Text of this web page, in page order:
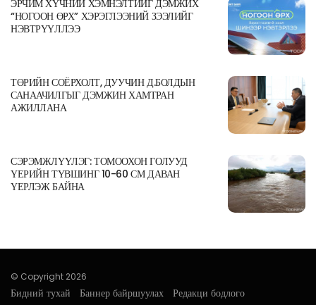
ЭРЧИМ ХҮЧНИЙ ХЭМНЭЛТИЙГ ДЭМЖИХ
“НОГООН ӨРХ” ХЭРЭГЛЭЭНИЙ ЗЭЭЛИЙГ
НЭВТРҮҮЛЛЭЭ
ТӨРИЙН СОЁРХОЛТ, ДУУЧИН Д.БОЛДЫН
САНААЧИЛГЫГ ДЭМЖИН ХАМТРАН
АЖИЛЛАНА
СЭРЭМЖЛҮҮЛЭГ: ТОМООХОН ГОЛУУД
ҮЕРИЙН ТҮВШИНГ 10-60 СМ ДАВАН
ҮЕРЛЭЖ БАЙНА
© Copyright 2026
Бидний тухай Баннер байршуулах
Редакци бодлого